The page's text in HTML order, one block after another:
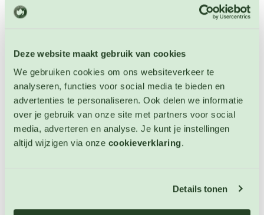
Deze website maakt gebruik van cookies
We gebruiken cookies om ons websiteverkeer te
analyseren, functies voor social media te bieden en
advertenties te personaliseren. Ook delen we informatie
over je gebruik van onze site met partners voor social
media, adverteren en analyse. Je kunt je instellingen
altijd wijzigen via onze cookieverklaring.
Details tonen